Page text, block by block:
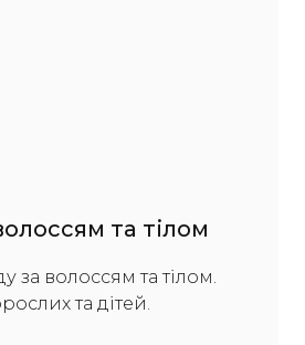
та тілом
за волоссям та тілом.
та дітей.